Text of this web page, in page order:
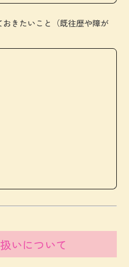
きたいこと（既往歴や障が
いについて